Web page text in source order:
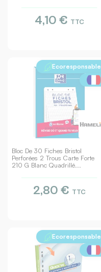
4,10 € TTC
Bloc De 30 Fiches Bristol
Perforées 2 Trous Carte Forte
210 G Blanc Quadrillé...
Ecoresponsable
2,80 € TTC
Ecoresponsable